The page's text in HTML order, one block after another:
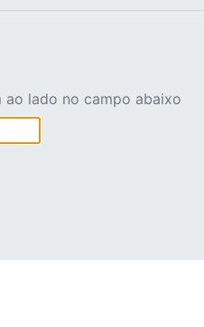
ao lado no campo abaixo